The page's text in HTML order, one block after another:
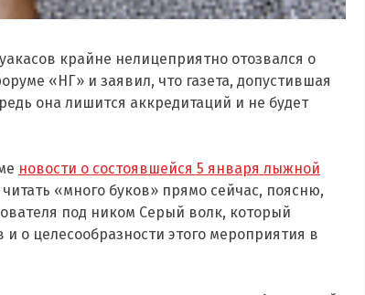
крайне нелицеприятно отозвался о
«НГ» и заявил, что газета, допустившая
она лишится аккредитаций и не будет
новости о состоявшейся 5 января лыжной
«много буков» прямо сейчас, поясню,
под ником Серый волк, который
о целесообразности этого мероприятия в